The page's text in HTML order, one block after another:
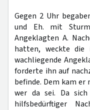
Gegen 2 Uhr
und Eh. mit
Angeklagten A.
hatten, weckte die
wachliegende
forderte ihn auf
befinde. Dem kam er
wer da sei. Da
hilfsbedürftiger